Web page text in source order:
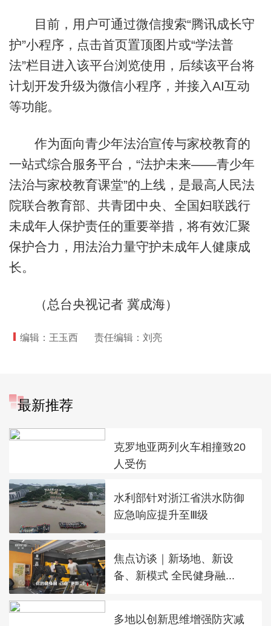
目前，用户可通过微信搜索“腾讯成长守
护”小程序，点击首页置顶图片或“学法普
法”栏目进入该平台浏览使用，后续该平台将
计划开发升级为微信小程序，并接入AI互动
等功能。
作为面向青少年法治宣传与家校教育的
一站式综合服务平台，“法护未来——青少年
法治与家校教育课堂”的上线，是最高人民法
院联合教育部、共青团中央、全国妇联践行
未成年人保护责任的重要举措，将有效汇聚
保护合力，用法治力量守护未成年人健康成
长。
（总台央视记者 冀成海）
编辑：王玉西 责任编辑：刘亮
最新推荐
克罗地亚两列火车相撞致20
人受伤
水利部针对浙江省洪水防御
应急响应提升至Ⅲ级
焦点访谈｜新场地、新设
备、新模式 全民健身融...
多地以创新思维增强防灾减